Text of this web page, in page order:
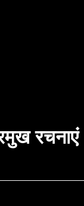
रचनाएं